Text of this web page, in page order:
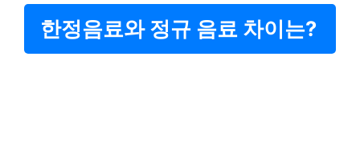
한정음료와 정규 음료 차이는?